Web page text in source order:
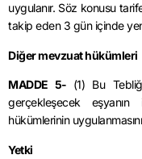
uygulanır. Söz konusu
takip eden 3 gün içinde
Diğer mevzuat hükümleri
MADDE 5- (1) Bu
gerçekleşecek
hükümlerinin
Yetki